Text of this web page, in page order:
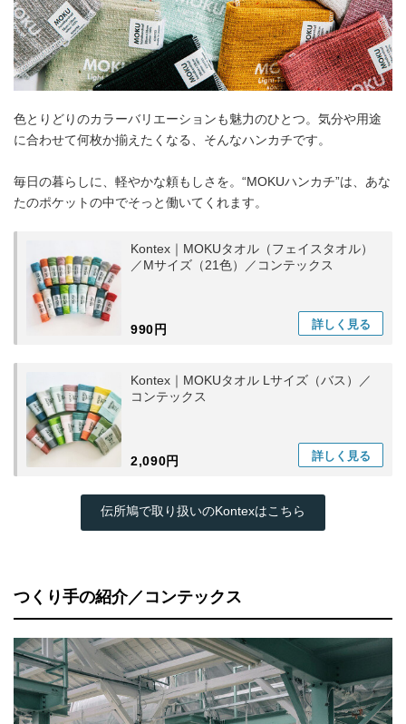
色とりどりのカラーバリエーションも魅力のひとつ。気分や用途
に合わせて何枚か揃えたくなる、そんなハンカチです。
毎日の暮らしに、軽やかな頼もしさを。“MOKUハンカチ”は、あな
たのポケットの中でそっと働いてくれます。
Kontex｜MOKUタオル（フェイスタオル）
／Mサイズ（21色）／コンテックス
990円 詳しく 見る
Kontex｜MOKUタオル Lサイズ（バス）／
コンテックス
2,090円 詳しく 見る
伝所鳩で取り扱いのKontexはこちら
つくり手の紹介／コンテックス